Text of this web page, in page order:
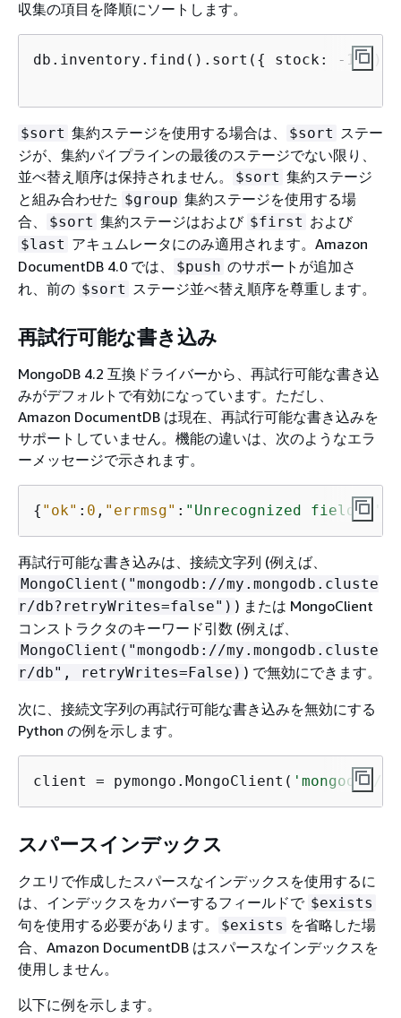
収集の項目を降順にソートします。
db.inventory.find().sort( { stock: -1 })
$sort 集約ステージを使用する場合は、 $sort ステー
ジが、集約パイプラインの最後のステージでない限り、
並べ替え順序は保持されません。
$sort 集約ステージ
と組み合わせた $group 集約ステージを使用する場
合、
$sort 集約ステージはおよび $first および
$last アキュムレータにのみ適用されます。Amazon
DocumentDB 4.0 では、
$push のサポートが追加さ
れ、前の $sort ステージ並べ替え順序を尊重します。
再試行可能な書き込み
MongoDB 4.2 互換ドライバーから、再試行可能な書き込
みがデフォルトで有効になっています。ただし、
Amazon DocumentDB は現在、再試行可能な書き込みを
サポートしていません。機能の違いは、次のようなエラ
ーメッセージで示されます。
{ "ok" : 0 , "errmsg" : "Unrecognized field:
再試行可能な書き込みは、接続文字列 (例えば、
MongoClient("mongodb://my.mongodb.cluste
r/db?retryWrites=false") ) または MongoClient
コンストラクタのキーワード引数 (例えば、
MongoClient("mongodb://my.mongodb.cluste
r/db", retryWrites=False) ) で無効にできます。
次に、接続文字列の再試行可能な書き込みを無効にする
Python の例を示します。
client = pymongo.MongoClient( 'mongodb://
スパースインデックス
クエリで作成したスパースなインデックスを使用するに
は、インデックスをカバーするフィールドで $exists
句を使用する必要があります。 $exists を省略した場
合、Amazon DocumentDB はスパースなインデックスを
使用しません。
以下に例を示します。